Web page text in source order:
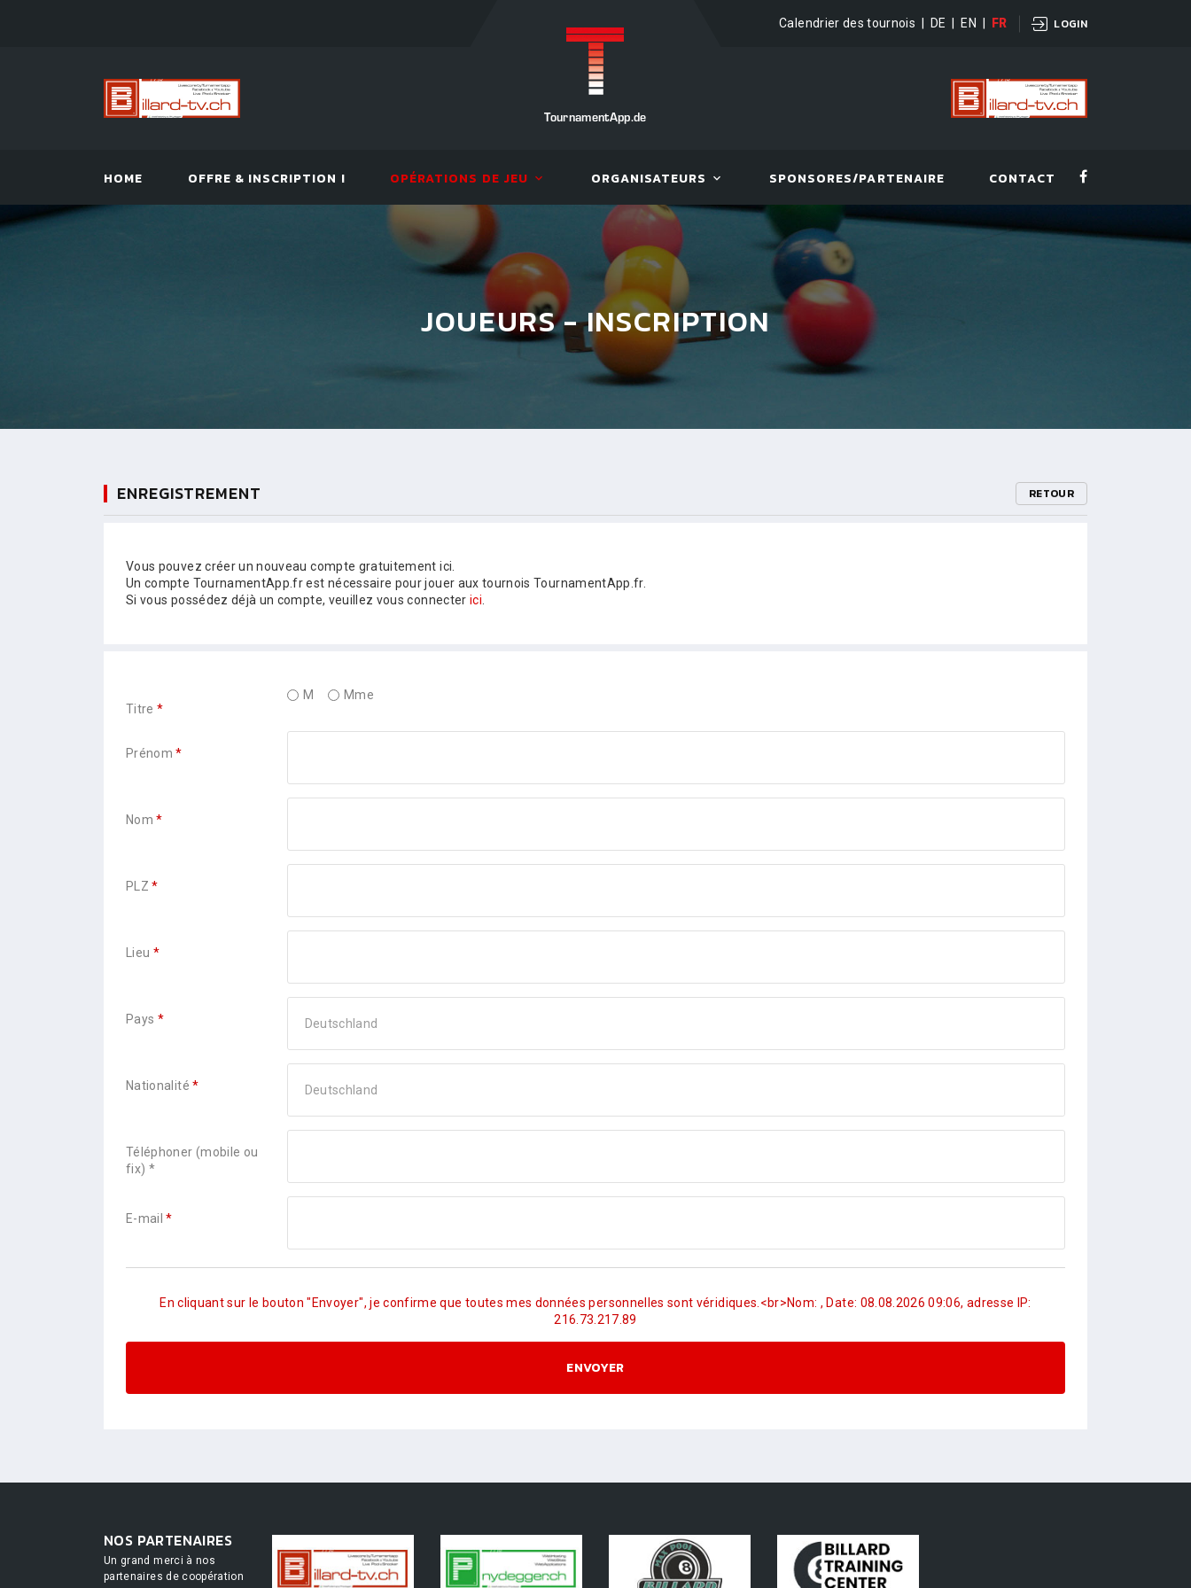
Calendrier des tournois DE EN FR LOGIN
TournamentApp.de
HOME OFFRE & INSCRIPTION ! OPÉRATIONS DE JEU ORGANISATEURS SPONSORES/PARTENAIRE CONTACT
JOUEURS - INSCRIPTION
ENREGISTREMENT RETOUR
Vous pouvez créer un nouveau compte gratuitement ici.
Un compte TournamentApp.fr est nécessaire pour jouer aux tournois TournamentApp.fr.
Si vous possédez déjà un compte, veuillez vous connecter ici
Titre*
M Mme
Prénom*
Nom*
PLZ*
Lieu *
Pays * Deutschland
Nationalité* Deutschland
Téléphoner (mobile ou
fix) *
E-mail*
En cliquant sur le bouton "Envoyer", je confirme que toutes mes données personnelles sont véridiques.<br>Nom: , Date: 08.08.2026 09:06, adresse IP:
216.73.217.89
ENVOYER
NOS PARTENAIRES
Un grand merci à nos
partenaires de coopération